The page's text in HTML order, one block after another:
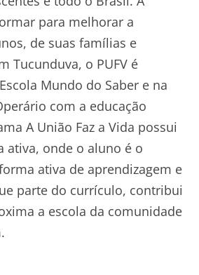
para melhorar a
de suas famílias e
Tucunduva, o PUFV é
Mundo do Saber e na
com a educação
A União Faz a Vida possui
ativa, onde o aluno é o
ativa de aprendizagem e
parte do currículo, contribui
a escola da comunidade